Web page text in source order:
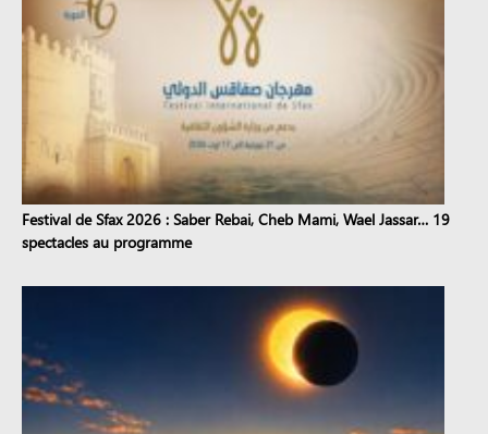
Festival de Sfax 2026 : Saber Rebai, Cheb Mami, Wael Jassar… 19
spectacles au programme